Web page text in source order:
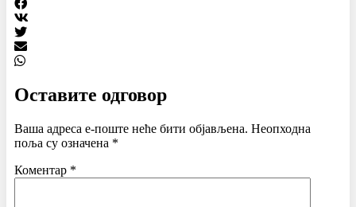
Оставите одговор
Ваша адреса е-поште неће бити објављена. Неопходна
поља су означена *
Коментар *